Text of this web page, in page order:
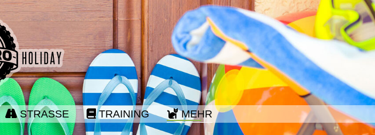
STRASSE TRAINING MEHR